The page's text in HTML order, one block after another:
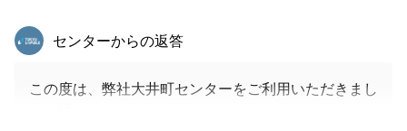
東急リバブル
センターからの返答
この度は、弊社大井町センターをご利用いただきまし